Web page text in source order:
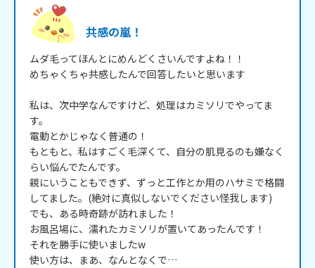
共感の嵐！
ムダ毛ってほんとにめんどくさいんですよね！！
めちゃくちゃ共感したんで回答したいと思います
私は、次中学なんですけど、処理はカミソリでやってま
す。
電動とかじゃなく普通の！
もともと、私はすごく毛深くて、自分の肌見るのも嫌なく
らい悩んでたんです。
親にいうこともできず、ずっと工作とか用のハサミで格闘
してました。(絶対に真似しないでください怪我します)
でも、ある時奇跡が訪れました！
お風呂場に、濡れたカミソリが置いてあったんです！
それを勝手に使いましたw
使い方は、まあ、なんとなくで…